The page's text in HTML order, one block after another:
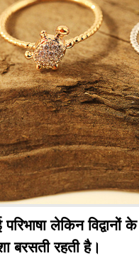
लेकिन विद्वानों
बरसती रहती है।